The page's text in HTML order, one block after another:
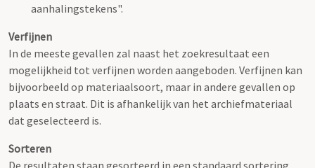
aanhalingstekens".
Verfijnen
In de meeste gevallen zal naast het zoekresultaat een
mogelijkheid tot verfijnen worden aangeboden. Verfijnen kan
bijvoorbeeld op materiaalsoort, maar in andere gevallen op
plaats en straat. Dit is afhankelijk van het archiefmateriaal
dat geselecteerd is.
Sorteren
De resultaten staan gesorteerd in een standaard sortering.